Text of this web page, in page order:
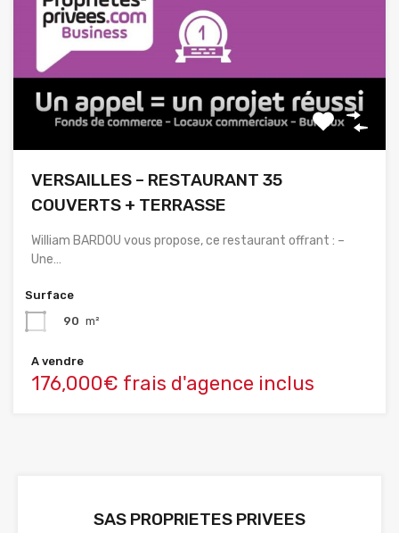
VERSAILLES – RESTAURANT 35
COUVERTS + TERRASSE
William BARDOU vous propose, ce restaurant offrant : –
Une…
Surface
90 m²
A vendre
176,000€ frais d'agence inclus
SAS PROPRIETES PRIVEES